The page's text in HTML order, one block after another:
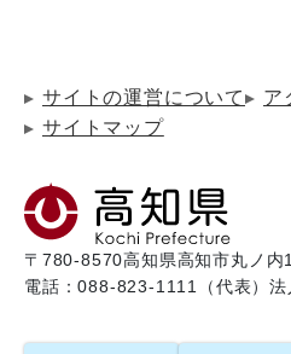
サイトの運営について
ア
サイトマップ
〒780-8570高知県高知市丸ノ内
電話：088-823-1111（代表）